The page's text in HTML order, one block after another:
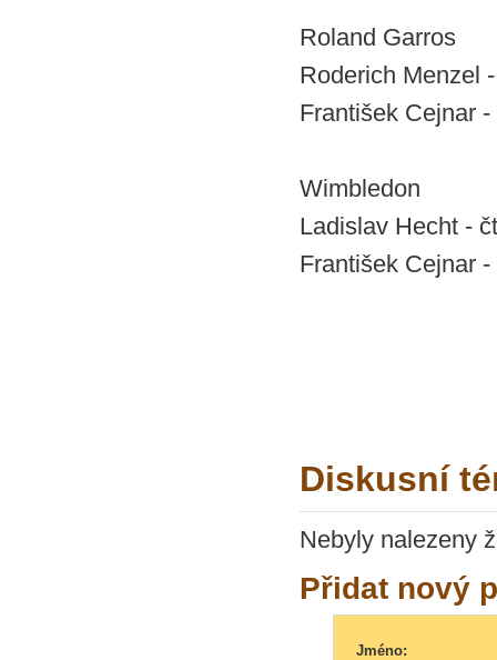
Roland Garros
Roderich Menzel
František Cejnar
Wimbledon
Ladislav Hecht -
František Cejnar
Diskusní
Nebyly nalezeny
Přidat nový
Jméno: